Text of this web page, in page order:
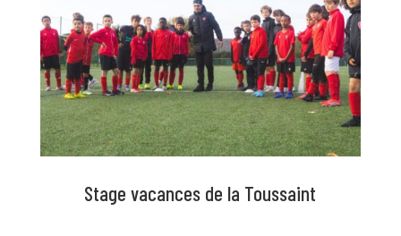
Stage vacances de la Toussaint